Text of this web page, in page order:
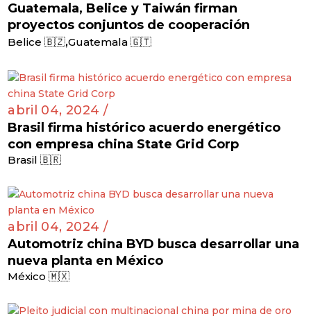
Guatemala, Belice y Taiwán firman
proyectos conjuntos de cooperación
Belice 🇧🇿,Guatemala 🇬🇹
abril 04, 2024 /
Brasil firma histórico acuerdo energético
con empresa china State Grid Corp
Brasil 🇧🇷
abril 04, 2024 /
Automotriz china BYD busca desarrollar una
nueva planta en México
México 🇲🇽